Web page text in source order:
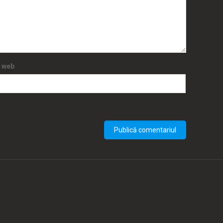
web